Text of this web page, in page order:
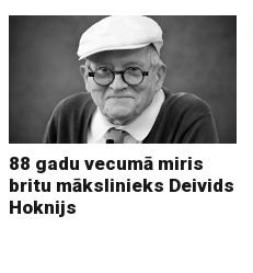
88 gadu vecumā miris
britu mākslinieks Deivids
Hoknijs